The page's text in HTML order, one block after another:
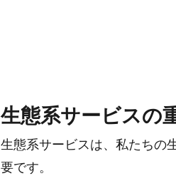
生態系サービスの
生態系サービスは、私たちの
要です。